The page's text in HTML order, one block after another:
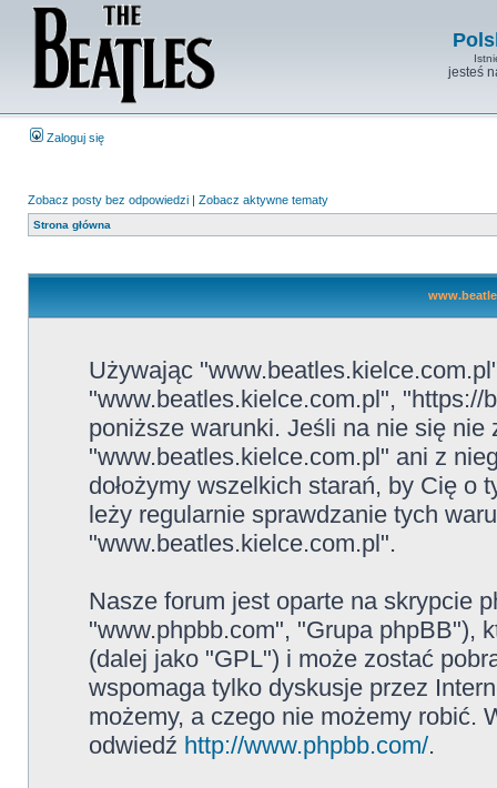
jesteś
Zaloguj się
Zobacz posty bez odpowiedzi | Zobacz aktywne tematy
Strona główna
Używając
"www.beatles.kielce.com.pl",
poniższe warunki. Jeśli na nie się
"www.beatles.kielce.com.pl" ani z
dołożymy wszelkich starań, by Cię o
leży regularnie sprawdzanie tych
"www.beatles.kielce.com.pl".
Nasze forum jest oparte na skrypcie
"www.phpbb.com", "Grupa phpBB"),
(dalej jako "GPL") i może zostać
wspomaga tylko dyskusje przez
możemy, a czego nie możemy robić.
odwiedź http://www.phpbb.com/.